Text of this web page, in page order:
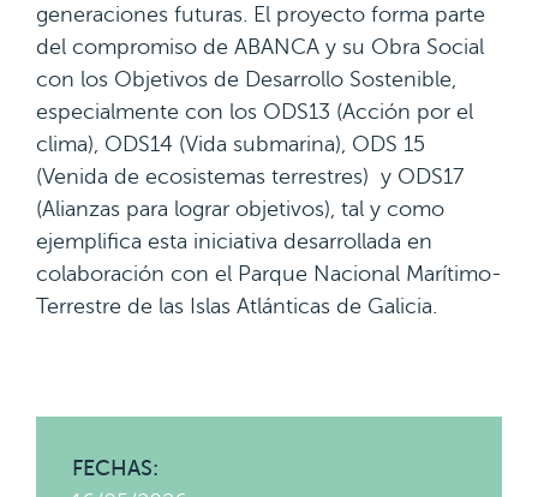
generaciones futuras. El proyecto forma parte
del compromiso de ABANCA y su Obra Social
con los Objetivos de Desarrollo Sostenible,
especialmente con los ODS13 (Acción por el
clima), ODS14 (Vida submarina), ODS 15
(Venida de ecosistemas terrestres) y ODS17
(Alianzas para lograr objetivos), tal y como
ejemplifica esta iniciativa desarrollada en
colaboración con el Parque Nacional Marítimo-
Terrestre de las Islas Atlánticas de Galicia.
FECHAS: